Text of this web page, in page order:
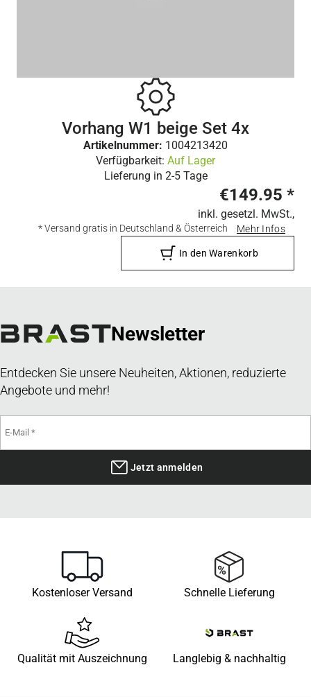
Vorhang W1 beige Set 4x
Artikelnummer: 1004213420
Verfügbarkeit: Auf Lager
Lieferung in 2-5 Tage
€149.95 *
inkl. gesetzl. MwSt.,
* Versand gratis in Deutschland & Österreich Mehr Infos
In den Warenkorb
Newsletter
Entdecken Sie unsere Neuheiten, Aktionen, reduzierte
Angebote und mehr!
Jetzt anmelden
Kostenloser Versand Schnelle Lieferung
Qualität mit Auszeichnung Langlebig & nachhaltig